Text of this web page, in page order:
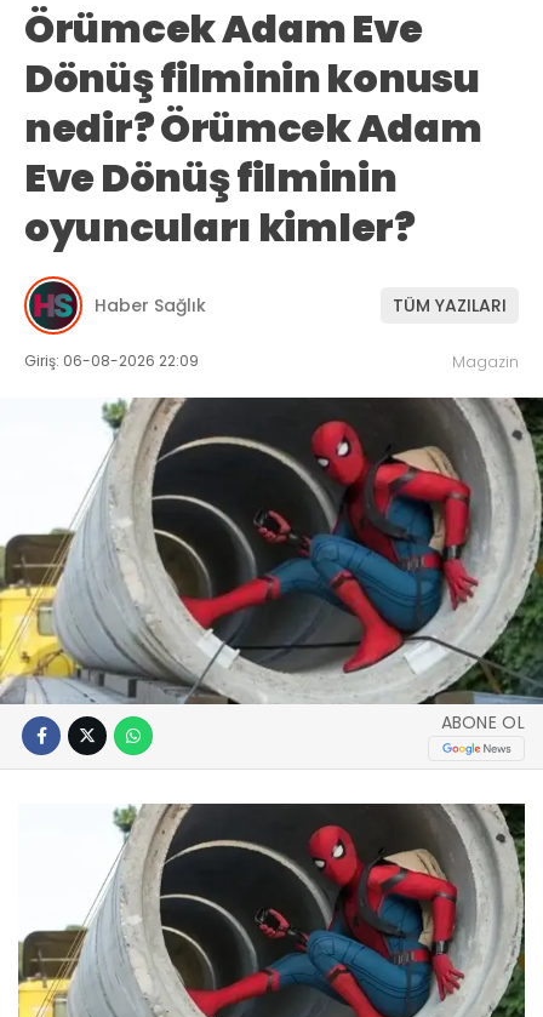
Örümcek Adam Eve
Dönüş filminin konusu
nedir? Örümcek Adam
Eve Dönüş filminin
oyuncuları kimler?
Haber Sağlık TÜM YAZILARI
Giriş: 06-08-2026 22:09 Magazin
ABONE OL